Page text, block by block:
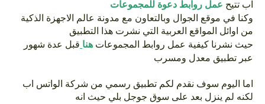
اب تتيح عمل روابط دعوة للمجموعات
وكنا في موقع الجوال وبالتعاون مع مدونة عالم الاجهزة الذكية
من اوائل المواقع العربية التي نشرت هذا التطبيق
حيث نشرنا كيفية عمل روابط المجموعات هنا قبل عدة شهور
عبر تطبيق معدل ومسرب
اما اليوم سوف نقدم لكم تطبيق رسمي من شركة الواتس اب
لكنه لم ينزل بعد على سوق جوجل بلي حيث انه